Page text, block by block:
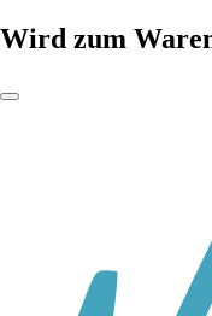
Wird zum